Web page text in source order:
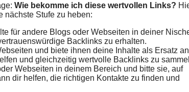
Wie bekomme ich diese wertvollen Links?
nächste Stufe zu heben:
für andere Blogs oder Webseiten in deiner
Backlinks zu erhalten.
und biete ihnen deine Inhalte als Ersatz
und gleichzeitig wertvolle Backlinks zu
Webseiten in deinem Bereich und bitte sie, auf
dir helfen, die richtigen Kontakte zu finden und